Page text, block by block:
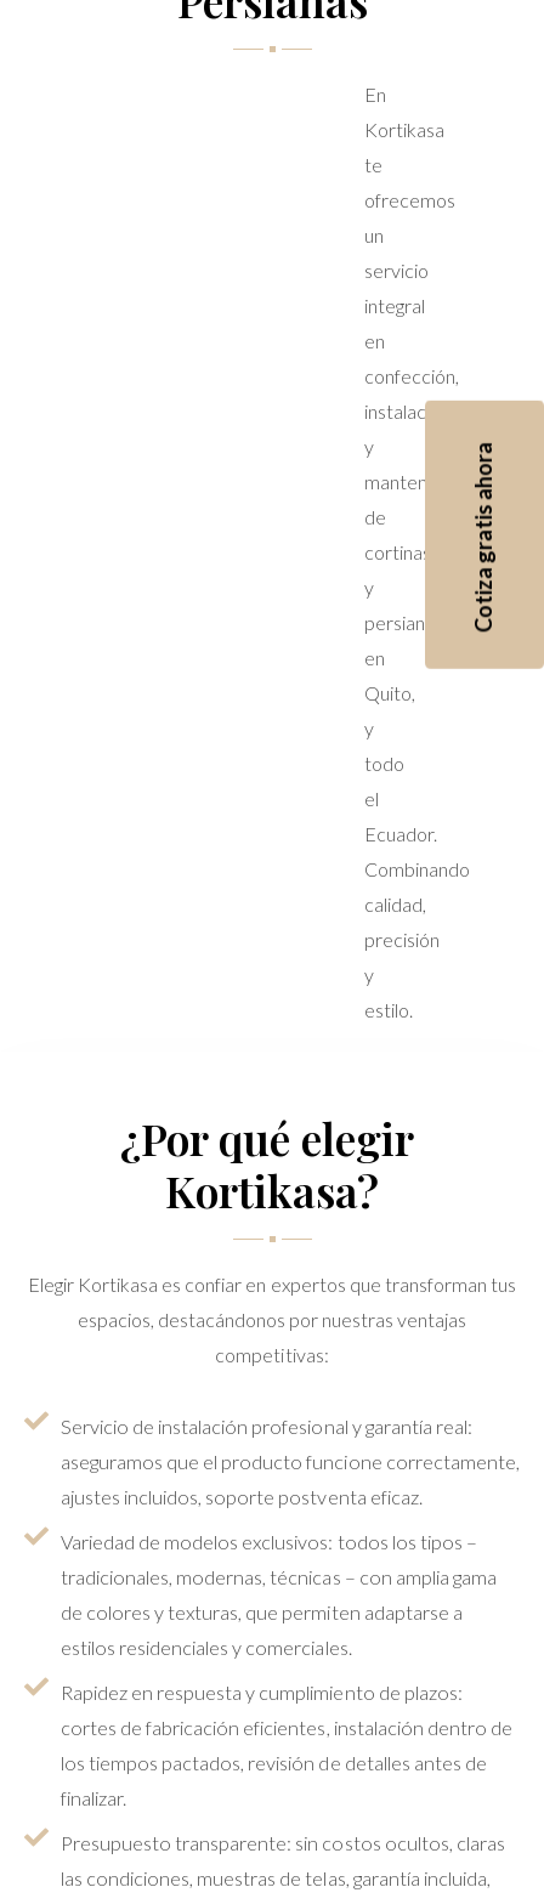
En
Kortikasa
te
ofrecemos
un
servicio
integral
en
confección,
instalación
y
mantenimiento
de
cortinas
y
persianas
en
Quito,
y
todo
el
Ecuador.
Combinando
calidad,
precisión
y
estilo.
¿Por qué elegir
Kortikasa?
Elegir Kortikasa es confiar en expertos que transforman tus
espacios, destacándonos por nuestras ventajas
competitivas:
Servicio de instalación profesional y garantía real:
aseguramos que el producto funcione correctamente,
ajustes incluidos, soporte postventa eficaz.
Variedad de modelos exclusivos: todos los tipos –
tradicionales, modernas, técnicas – con amplia gama
de colores y texturas, que permiten adaptarse a
estilos residenciales y comerciales.
Rapidez en respuesta y cumplimiento de plazos:
cortes de fabricación eficientes, instalación dentro de
los tiempos pactados, revisión de detalles antes de
finalizar.
Presupuesto transparente: sin costos ocultos, claras
las condiciones, muestras de telas, garantía incluida,
Cotiza gratis ahora